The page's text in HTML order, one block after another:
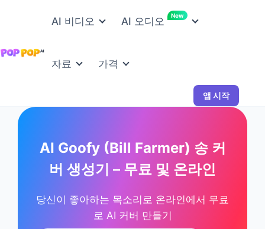
AI 비디오 AI 오디오 New
자료 가격
앱 시작
AI Goofy (Bill Farmer) 송 커
버 생성기 – 무료 및 온라인
당신이 좋아하는 목소리로 온라인에서 무료
로 AI 커버 만들기